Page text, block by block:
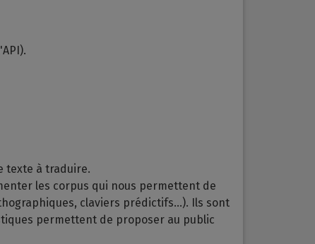
texte à traduire.
les corpus qui nous permettent de
claviers prédictifs...). Ils sont
permettent de proposer au public